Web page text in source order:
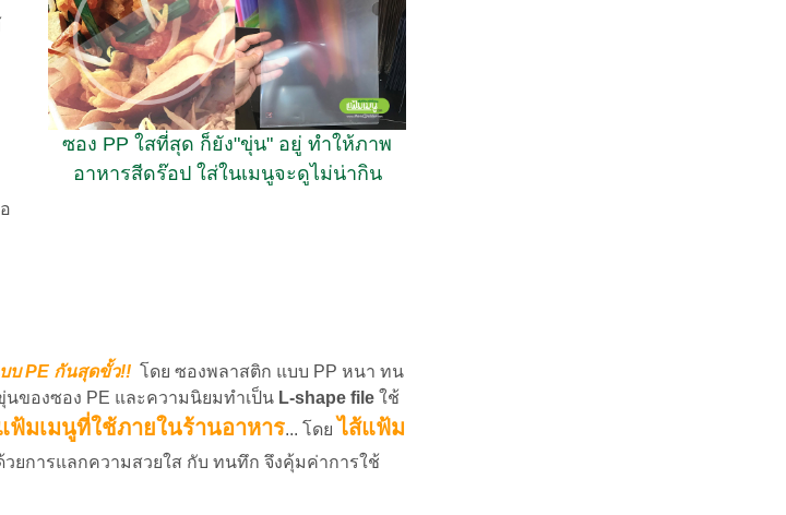
ซอง PP ใสที่สุด ก็ยัง"ขุ่น" อยู่ ทำให้ภาพ
อาหารสีดร๊อป ใส่ในเมนูจะดูไม่น่ากิน
บ PE กันสุดขั้ว!! โดย ซองพลาสติก แบบ PP หนา ทน
ของซอง PE และความนิยมทำเป็น L-shape file ใช้
ฟ้มเมนูที่ใช้ภายในร้านอาหาร... โดย ไส้แฟ้ม
วยการแลกความสวยใส กับ ทนทึก จึงคุ้มค่าการใช้